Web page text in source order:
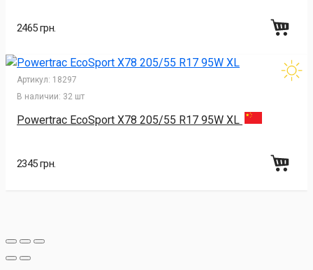
2465 грн.
Артикул: 18297
В наличии: 32 шт
Powertrac EcoSport X78 205/55 R17 95W XL
2345 грн.